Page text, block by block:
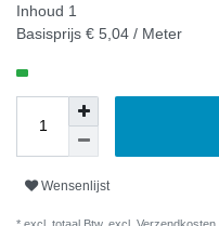
Inhoud 1
Basisprijs € 5,04 / Meter
Wensenlijst
* excl. totaal Btw. excl. Verzendkosten